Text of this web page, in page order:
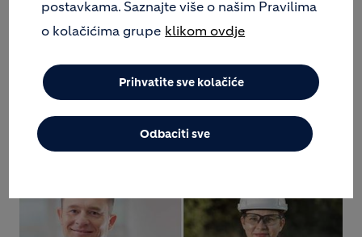
HOLCIMU MINERALNI
AGREGATI, A NENAD
JURETIĆ PREDSJEDNIK
UPRAVE AKREDITIRANOG
LABORATORIJA ZA AGREGAT
I BETON.
postavkama. Saznajte više o našim Pravilima
o kolačićima grupe klikom ovdje
Prihvatite sve kolačiće
Odbaciti sve